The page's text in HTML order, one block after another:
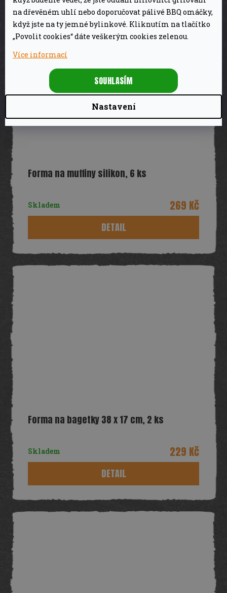
na dřevěném uhlí nebo doporučovat pálivé BBQ omáčky,
když jste na ty jemné bylinkové. Kliknutím na tlačítko
„Povolit cookies“ dáte veškerým cookies zelenou.
Více informací
Nastavení
SOUHLASÍM
Forma na muffiny silikon, 6 ks
Skladem 269 Kč
DETAIL
Forma na bagetky 38 x 17 cm, 2 ks
Skladem 229 Kč
DETAIL